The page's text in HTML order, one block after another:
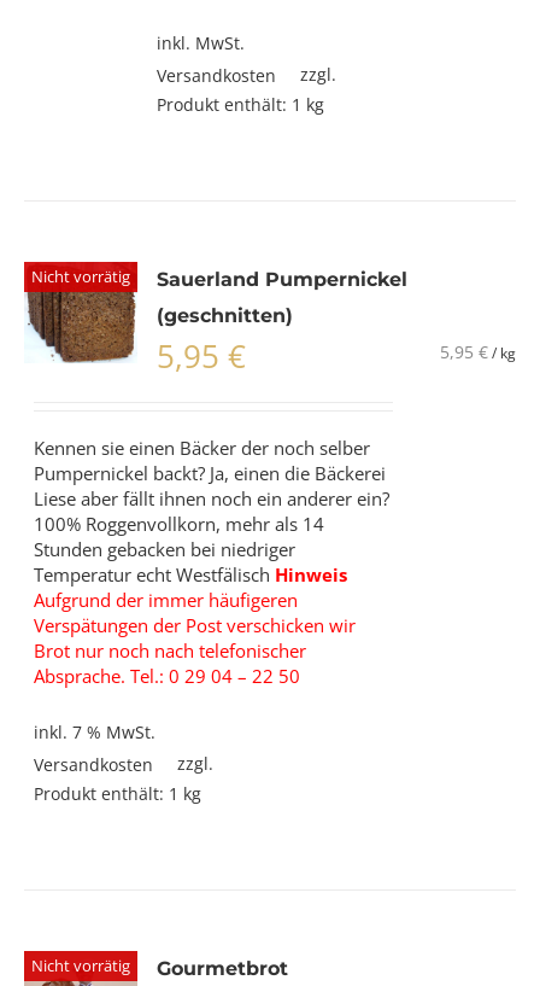
inkl. MwSt.
zzgl.
Versandkosten
Produkt enthält: 1 kg
Nicht vorrätig
Sauerland Pumpernickel
(geschnitten)
5,95€ 5,95 €/ kg
Kennen sie einen Bäcker der noch selber
Pumpernickel backt? Ja, einen die Bäckerei
Liese aber fällt ihnen noch ein anderer ein?
100% Roggenvollkorn, mehr als 14
Stunden gebacken bei niedriger
Temperatur echt Westfälisch Hinweis
Aufgrund der immer häufigeren
Verspätungen der Post verschicken wir
Brot nur noch nach telefonischer
Absprache. Tel.: 0 29 04 – 22 50
inkl. 7 % MwSt.
zzgl.
Versandkosten
Produkt enthält: 1 kg
Nicht vorrätig Gourmetbrot